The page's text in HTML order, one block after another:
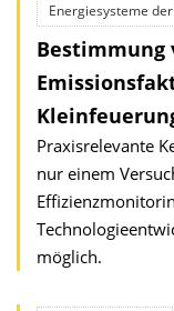
Energiesysteme
Bestimmung
Praxisrelevante
nur einem
möglich.